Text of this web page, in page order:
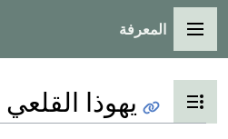
القائمة الرئيسية
المعرفة
تبديل عرض جدول المحتويات
يهوذا القلعي